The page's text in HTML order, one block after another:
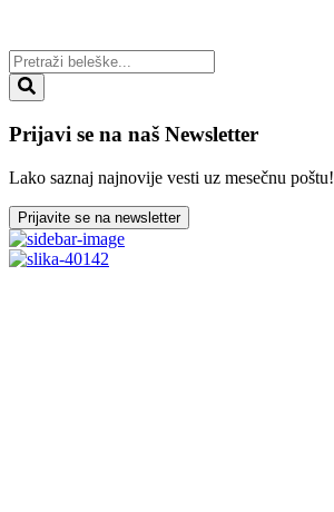
Prijavi se na naš Newsletter
Lako saznaj najnovije vesti uz mesečnu poštu!
Prijavite se na newsletter